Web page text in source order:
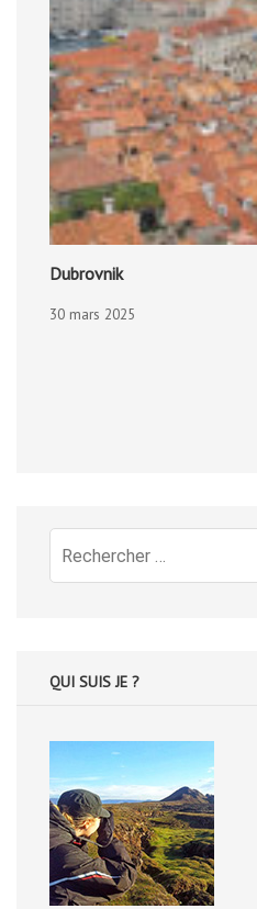
Dubrovnik
30 mars 2025
Recherche
pour
QUI SUIS JE ?